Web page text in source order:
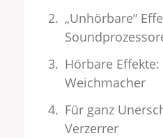
„Unhörbare“
Hörbare
Weichmacher
Für ganz
Verzerrer